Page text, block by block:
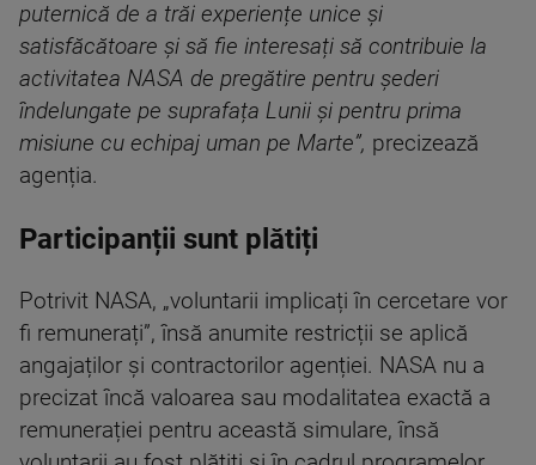
puternică de a trăi experiențe unice și
satisfăcătoare și să fie interesați să contribuie la
activitatea NASA de pregătire pentru șederi
îndelungate pe suprafața Lunii și pentru prima
misiune cu echipaj uman pe Marte”, precizează
agenția.
Participanții sunt plătiți
Potrivit NASA, „voluntarii implicați în cercetare vor
fi remunerați”, însă anumite restricții se aplică
angajaților și contractorilor agenției. NASA nu a
precizat încă valoarea sau modalitatea exactă a
remunerației pentru această simulare, însă